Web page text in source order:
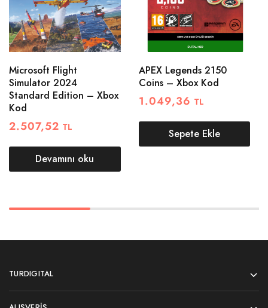
Microsoft Flight
Simulator 2024
Standard Edition – Xbox
Kod
2.507,52 TL
Devamını oku
APEX Legends 2150
Coins – Xbox Kod
1.049,36 TL
Sepete Ekle
TURDIGITAL